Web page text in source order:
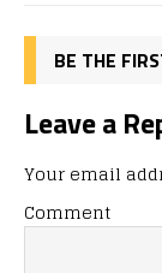
BE THE
Leave a
Your email
Comment